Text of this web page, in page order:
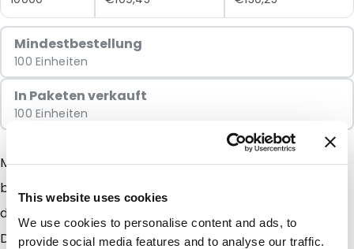
This website uses cookies
We use cookies to personalise content and ads, to
provide social media features and to analyse our traffic.
Mindestbestellung
100 Einheiten
In Paketen verkauft
100 Einheiten
Mit dem Snazzybag erzielen Sie immer das denkbar
beste Ergebnis. Diese auffällige Verpackung sorgt
dafür, dass Ihre Sendung immer zuerst geöffnet wird.
Der Inhalt der Verpackung erhält eine sympathische,